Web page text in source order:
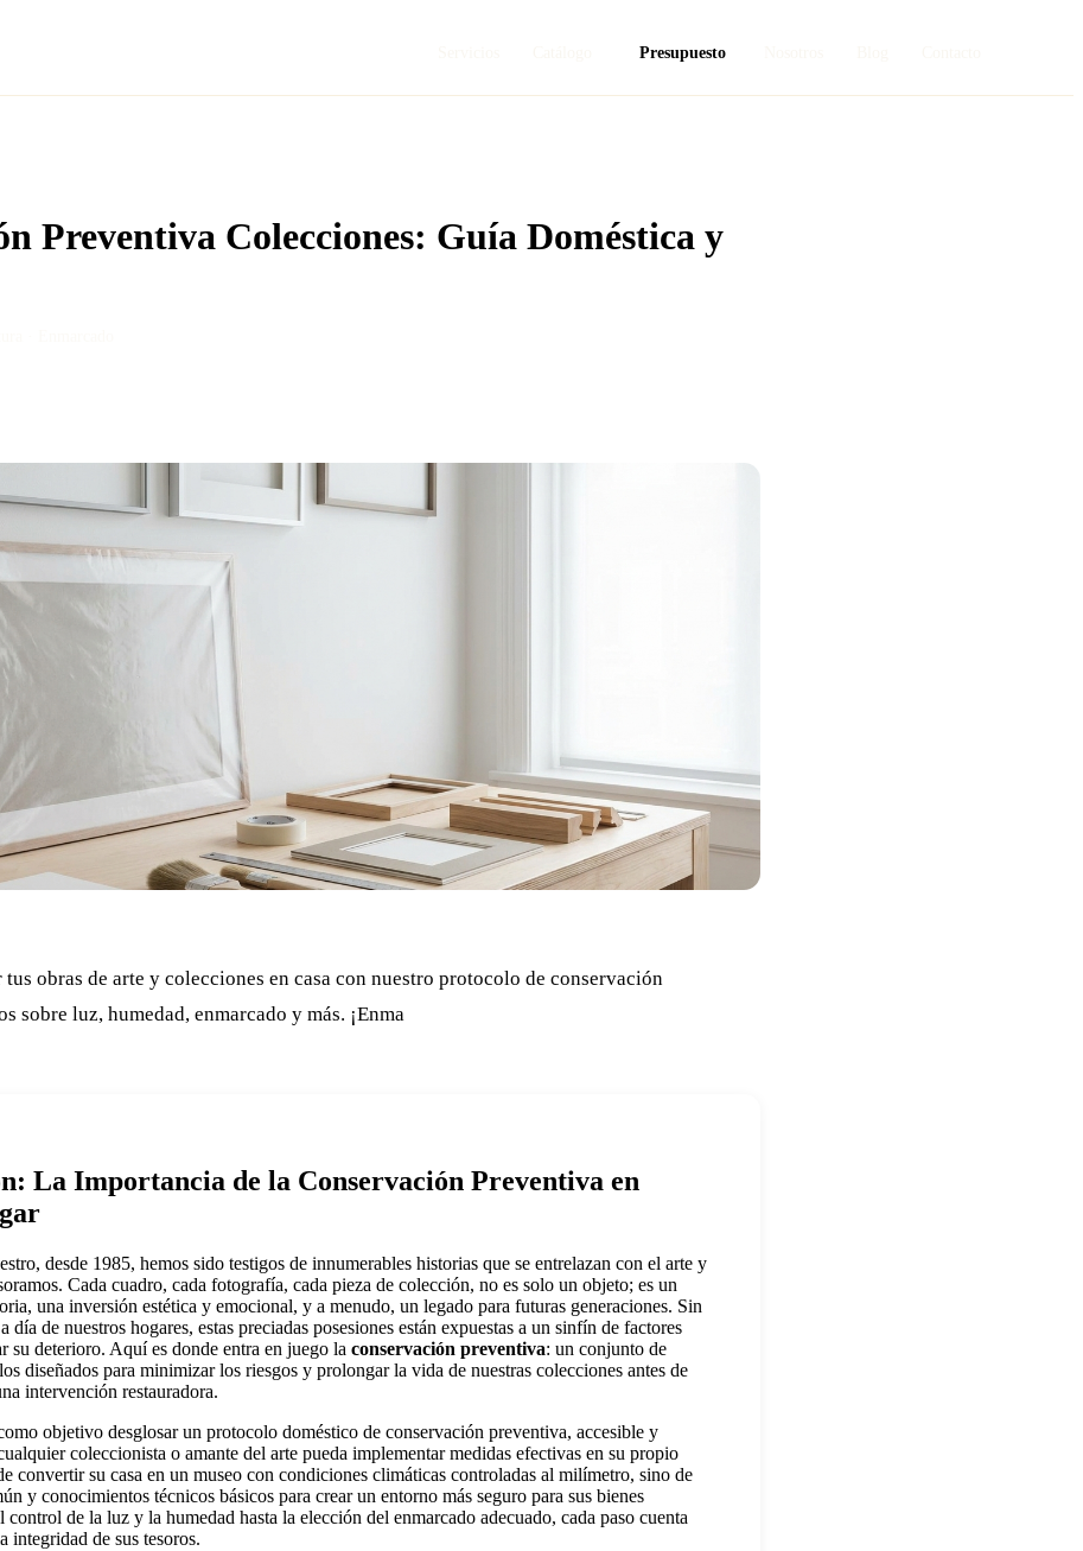
Presupuesto
Preventiva Colecciones: Guía Doméstica y
obras de arte y colecciones en casa con nuestro protocolo de conservación
sobre luz, humedad, enmarcado y más. ¡Enma
La Importancia de la Conservación Preventiva en
desde 1985, hemos sido testigos de innumerables historias que se entrelazan con el arte y
Cada cuadro, cada fotografía, cada pieza de colección, no es solo un objeto; es un
una inversión estética y emocional, y a menudo, un legado para futuras generaciones. Sin
día de nuestros hogares, estas preciadas posesiones están expuestas a un sinfín de factores
su deterioro. Aquí es donde entra en juego la conservación preventiva: un conjunto de
diseñados para minimizar los riesgos y prolongar la vida de nuestras colecciones antes de
intervención restauradora.
objetivo desglosar un protocolo doméstico de conservación preventiva, accesible y
coleccionista o amante del arte pueda implementar medidas efectivas en su propio
convertir su casa en un museo con condiciones climáticas controladas al milímetro, sino de
y conocimientos técnicos básicos para crear un entorno más seguro para sus bienes
control de la luz y la humedad hasta la elección del enmarcado adecuado, cada paso cuenta
integridad de sus tesoros.